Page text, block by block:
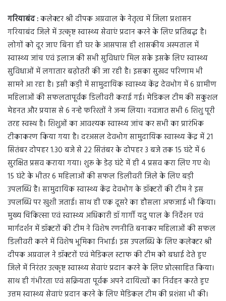
गरियाबंद :कलेक्टर श्री दीपक अग्रवाल के नेतृत्व में जिला प्रशासन
गरियाबंद जिले में उत्कृष्ट स्वास्थ्य सेवाएं प्रदान करने के लिए प्रतिबद्ध है।
लोगों को दूर जाए बिना ही घर के आसपास ही शासकीय अस्पताल में
स्वास्थ्य जांच एवं इलाज की सभी सुविधाएं मिल सके इसके लिए स्वास्थ्य
सुविधाओं में लगातार बढ़ोतरी की जा रही है। इसका सुखद परिणाम भी
सामने आ रहा है। इसी कड़ी में सामुदायिक स्वास्थ्य केंद्र देवभोग में 6 ग्रामीण
महिलाओं की सफलतापूर्वक डिलीवरी कराई गई। मेडिकल टीम की सकुशल
मेहनत और प्रयास से 6 नन्हे फरिश्तों ने जन्म लिया। नवजात सभी 6 शिशु पूरी
तरह स्वस्थ है। शिशुओं का आवश्यक स्वास्थ्य जांच कर सभी का प्रारंभिक
टीकाकरण किया गया है। दरअसल देवभोग सामुदायिक स्वास्थ्य केंद्र में 21
सितंबर दोपहर 1.30 बजे से 22 सितंबर के दोपहर 3 बजे तक 15 घंटे में 6
सुरक्षित प्रसव कराया गया। शुरू के डेढ़ घंटे में ही 4 प्रसव करा लिए गए थे।
15 घंटे के भीतर 6 महिलाओं की सफल डिलीवरी जिले के लिए बड़ी
उपलब्धि है। सामुदायिक स्वास्थ्य केंद्र देवभोग के डॉक्टरों की टीम ने इस
उपलब्धि पर खुशी जताई। साथ ही एक दूसरे का हौसला अफजाई भी किया।
मुख्य चिकित्सा एवं स्वास्थ्य अधिकारी डॉ गार्गी यदु पाल के निर्देशन एवं
मार्गदर्शन में डॉक्टरों की टीम ने विशेष रणनीति बनाकर महिलाओं की सफल
डिलीवरी करने में विशेष भूमिका निभाई। इस उपलब्धि के लिए कलेक्टर श्री
दीपक अग्रवाल ने डॉक्टरों एवं मेडिकल स्टाफ की टीम को बधाई देते हुए
जिले में निरंतर उत्कृष्ट स्वास्थ्य सेवाएं प्रदान करने के लिए प्रोत्साहित किया।
साथ ही गंभीरता एवं सक्रियता पूर्वक अपने दायित्वों का निर्वहन करते हुए
उत्तम स्वास्थ्य सेवाएं प्रदान करने के लिए मेडिकल टीम की प्रशंसा भी की।